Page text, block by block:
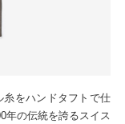
をハンドタフトで仕
年の伝統を誇るスイス